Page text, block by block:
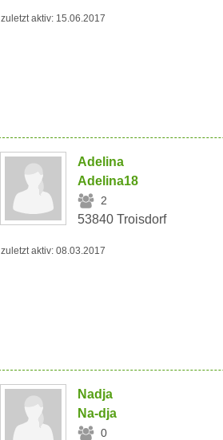
zuletzt aktiv: 15.06.2017
Adelina
Adelina18
2
53840 Troisdorf
zuletzt aktiv: 08.03.2017
Nadja
Na-dja
0